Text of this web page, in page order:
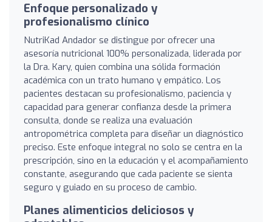
Enfoque personalizado y
profesionalismo clínico
NutriKad Andador se distingue por ofrecer una
asesoría nutricional 100% personalizada, liderada por
la Dra. Kary, quien combina una sólida formación
académica con un trato humano y empático. Los
pacientes destacan su profesionalismo, paciencia y
capacidad para generar confianza desde la primera
consulta, donde se realiza una evaluación
antropométrica completa para diseñar un diagnóstico
preciso. Este enfoque integral no solo se centra en la
prescripción, sino en la educación y el acompañamiento
constante, asegurando que cada paciente se sienta
seguro y guiado en su proceso de cambio.
Planes alimenticios deliciosos y